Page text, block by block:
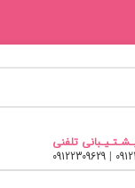
تلفنی
|
09122309629